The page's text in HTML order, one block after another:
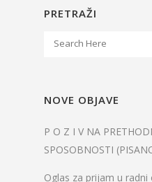
PRETRAŽI
NOVE OBJAVE
P O Z I V NA
SPOSOBNOSTI
Oglas za prijam u radni